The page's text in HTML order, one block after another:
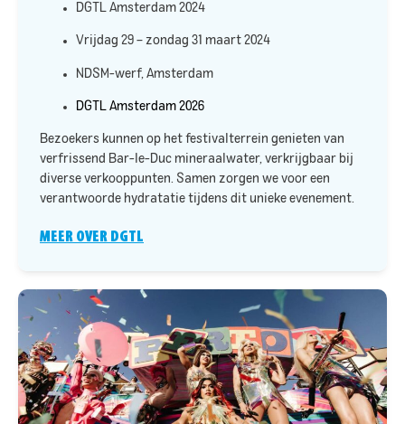
DGTL Amsterdam 2024
Vrijdag 29 – zondag 31 maart 2024
NDSM-werf, Amsterdam
DGTL Amsterdam 2026
Bezoekers kunnen op het festivalterrein genieten van
verfrissend Bar-le-Duc mineraalwater, verkrijgbaar bij
diverse verkooppunten. Samen zorgen we voor een
verantwoorde hydratatie tijdens dit unieke evenement.
MEER OVER DGTL